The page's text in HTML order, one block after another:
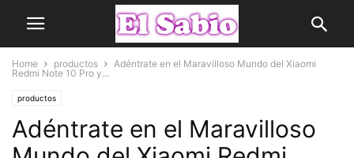
Home productos
Adéntrate en el Maravilloso Mundo del Xiaomi
Redmi Note 10 Pro y...
productos
Adéntrate en el Maravilloso